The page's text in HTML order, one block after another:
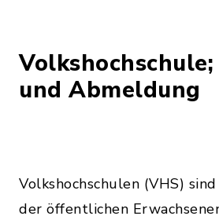
und Abmeldung
Volkshochschulen (VHS)
der öffentlichen